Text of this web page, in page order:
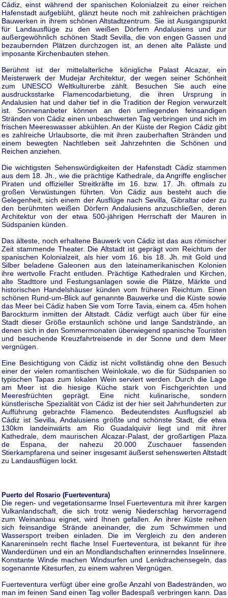
Cádiz, einst während der spanischen Kolonialzeit zu einer reichen
Hafenstadt aufgeblüht, glänzt heute noch mit zahlreichen prächtigen
Bauwerken in ihrem schönen Altstadtzentrum. Sie ist Ausgangspunkt
für Landausflüge zu den weißen Dörfern Andalusiens und zur
außergewöhnlich schönen Stadt Sevilla, die von engen Gassen und
bezaubernden Plätzen durchzogen ist, an denen alte Paläste und
imposante Kirchenbauten stehen.
Berühmt ist der mittelalterliche königliche Palast Alcazar, ein
Meisterwerk der Mudejar Architektur, der wegen seiner Schönheit
zum UNESCO Weltkulturerbe zählt. Besuchen Sie auch eine
ausdrucksstarke Flamencodarbietung, die ihren Ursprung in
Andalusien hat und daher tief in die Tradition der Region verwurzelt
ist. Sonnenanbeter können an den umliegenden feinsandigen
Stränden von Cádiz einen unbeschwerten Tag verbringen und sich im
frischen Meereswasser abkühlen. An der Küste der Region Cádiz gibt
es zahlreiche Urlaubsorte, die mit ihren zauberhaften Stränden und
einem bewegten Nachtleben seit Jahrzehnten die Schönen und
Reichen anziehen.
Die wichtigsten Sehenswürdigkeiten der Hafenstadt Cádiz stammen
aus dem 18. Jh., wie die prächtige Kathedrale, da Angriffe englischer
Piraten und offizieller Streitkräfte im 16. bzw. 17. Jh. oftmals zu
großen Verwüstungen führten. Von Cádiz aus besteht auch die
Gelegenheit, sich einem der Ausflüge nach Sevilla, Gibraltar oder zu
den berühmten weißen Dörfern Andalusiens anzuschließen, deren
Architektur von der etwa 500-jährigen Herrschaft der Mauren in
Südspanien künden.
Das älteste, noch erhaltene Bauwerk von Cádiz ist das aus römischer
Zeit stammende Theater. Die Altstadt ist geprägt vom Reichtum der
spanischen Kolonialzeit, als hier vom 16. bis 18. Jh. mit Gold und
Silber beladene Galeonen aus den lateinamerikanischen Kolonien
ihre wertvolle Fracht entluden. Prächtige Kathedralen und Kirchen,
alte Stadttore und Festungsanlagen sowie die Plätze, Märkte und
historischen Handelshäuser künden vom früheren Reichtum. Einen
schönen Rund-um-Blick auf genannte Bauwerke und die Küste sowie
das Meer bei Cádiz haben Sie vom Torre Tavia, einem ca. 45m hohen
Barockturm inmitten der Altstadt. Cádiz verfügt auch über für eine
Stadt dieser Größe erstaunlich schöne und lange Sandstrände, an
denen sich in den Sommermonaten überwiegend spanische Touristen
und besuchende Kreuzfahrtreisende in der Sonne und dem Meer
vergnügen.
Eine Besichtigung von Cádiz ist nicht vollständig ohne den Besuch
einer der vielen romantischen Weinlokale, wo die für Südspanien so
typischen Tapas zum lokalen Wein serviert werden. Durch die Lage
am Meer ist die hiesige Küche stark von Fischgerichten und
Meeresfrüchten geprägt. Eine nicht kulinarische, sondern
künstlerische Spezialität von Cádiz ist der hier seit Jahrhunderten zur
Aufführung gebrachte Flamenco. Bedeutendstes Ausflugsziel ab
Cádiz ist Sevilla, Andalusiens größte und schönste Stadt, die etwa
130km landeinwärts am Rio Guadalquivir liegt und mit ihrer
Kathedrale, dem maurischen Alcazar-Palast, der großartigen Plaza
de Espana, der nahezu 20.000 Zuschauer fassenden
Stierkampfarena und seiner insgesamt äußerst sehenswerten Altstadt
zu Landausflügen lockt.
Puerto del Rosario (Fuerteventura)
Die regen- und vegetationsarme Insel Fuerteventura mit ihrer kargen
Vulkanlandschaft, die sich trotz wenig Niederschlag hervorragend
zum Weinanbau eignet, wird Ihnen gefallen. An ihrer Küste reihen
sich feinsandige Strände aneinander, die zum Schwimmen und
Wassersport treiben einladen. Die im Vergleich zu den anderen
Kanareninseln recht flache Insel Fuerteventura, ist bekannt für ihre
Wanderdünen und ein an Mondlandschaften erinnerndes Inselinnere.
Konstante Winde machen Windsurfen und Lenkdrachensegeln, das
sogenannte Kitesurfen, zu einem wahren Vergnügen.
Fuerteventura verfügt über eine große Anzahl von Badestränden, wo
man im feinen Sand einen Tag voller Badespaß verbringen kann. Das